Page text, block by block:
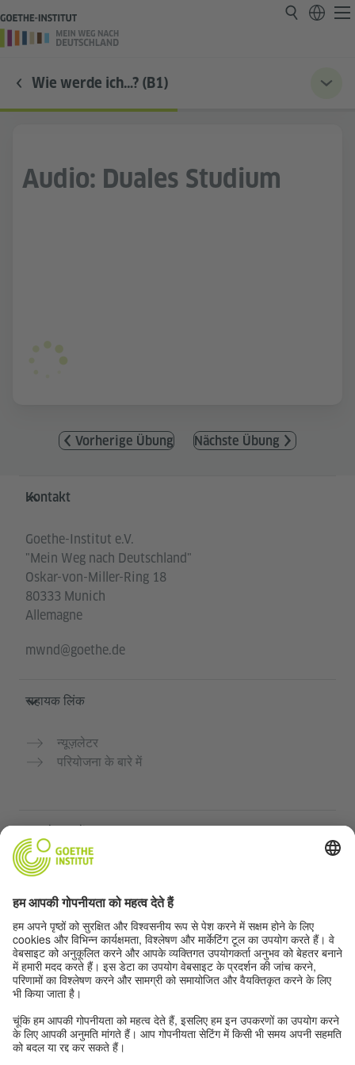
Wie werde ich…? (B1)
Audio: Duales Studium
Vorherige Übung Nächste Übung
Service- und Informationsbereich
Kontakt
Goethe-Institut e.V.
"Mein Weg nach Deutschland"
Oskar-von-Miller-Ring 18
80333 Munich
Allemagne
mwnd@goethe.de
सहायक लिंक
न्यूज़लेटर
परियोजना के बारे में
जर्मन भाषा का अभ्यास मुफ्त में करें
गोएथे संस्थान के जर्मन पाठ्यक्रम
शिक्षक पोर्टल "Deutschstunde"
गोपनीयता और सुगम्यता
गोपनीयता सेटिंग्स